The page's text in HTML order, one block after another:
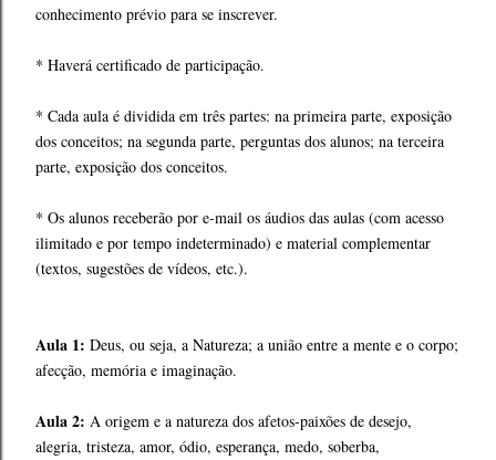
conhecimento prévio para se inscrever.
* Haverá certificado de participação.
* Cada aula é dividida em três partes: na primeira parte, exposição
dos conceitos; na segunda parte, perguntas dos alunos; na terceira
parte, exposição dos conceitos.
* Os alunos receberão por e-mail os áudios das aulas (com acesso
ilimitado e por tempo indeterminado) e material complementar
(textos, sugestões de vídeos, etc.).
Aula 1: Deus, ou seja, a Natureza; a união entre a mente e o corpo;
afecção, memória e imaginação.
Aula 2: A origem e a natureza dos afetos-paixões de desejo,
alegria, tristeza, amor, ódio, esperança, medo, soberba,